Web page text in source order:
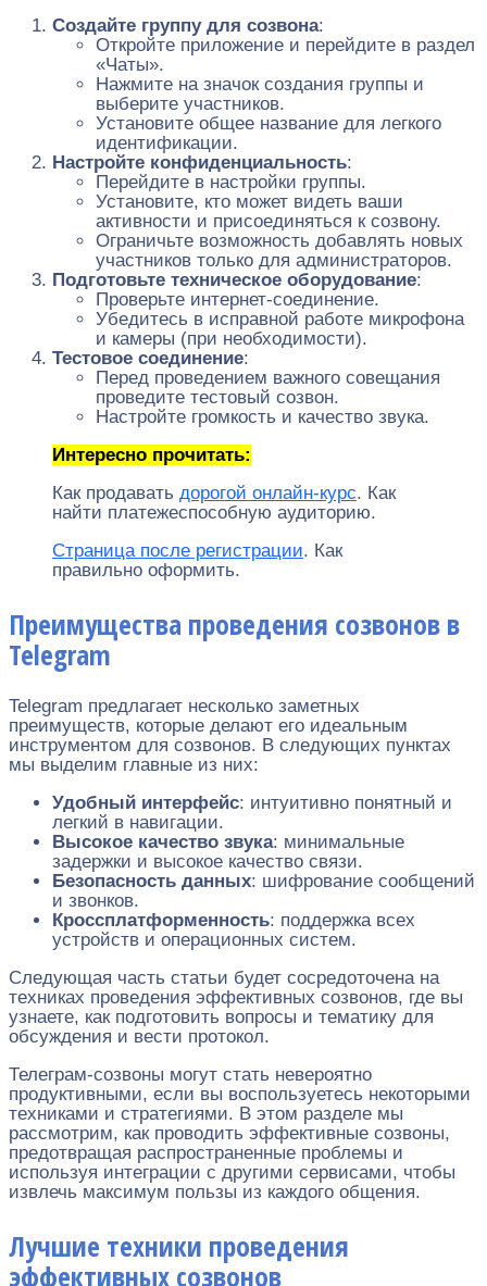
Создайте группу для созвона:
Откройте приложение и перейдите в раздел
«Чаты».
Нажмите на значок создания группы и
выберите участников.
Установите общее название для легкого
идентификации.
Настройте конфиденциальность:
Перейдите в настройки группы.
Установите, кто может видеть ваши
активности и присоединяться к созвону.
Ограничьте возможность добавлять новых
участников только для администраторов.
Подготовьте техническое оборудование:
Проверьте интернет-соединение.
Убедитесь в исправной работе микрофона
и камеры (при необходимости).
Тестовое соединение:
Перед проведением важного совещания
проведите тестовый созвон.
Настройте громкость и качество звука.
Интересно прочитать:
Как продавать дорогой онлайн-курс. Как
найти платежеспособную аудиторию.
Страница после регистрации. Как
правильно оформить.
Преимущества проведения созвонов в
Telegram
Telegram предлагает несколько заметных
преимуществ, которые делают его идеальным
инструментом для созвонов. В следующих пунктах
мы выделим главные из них:
Удобный интерфейс: интуитивно понятный и
легкий в навигации.
Высокое качество звука: минимальные
задержки и высокое качество связи.
Безопасность данных: шифрование сообщений
и звонков.
Кроссплатформенность: поддержка всех
устройств и операционных систем.
Следующая часть статьи будет сосредоточена на
техниках проведения эффективных созвонов, где вы
узнаете, как подготовить вопросы и тематику для
обсуждения и вести протокол.
Телеграм-созвоны могут стать невероятно
продуктивными, если вы воспользуетесь некоторыми
техниками и стратегиями. В этом разделе мы
рассмотрим, как проводить эффективные созвоны,
предотвращая распространенные проблемы и
используя интеграции с другими сервисами, чтобы
извлечь максимум пользы из каждого общения.
Лучшие техники проведения
эффективных созвонов